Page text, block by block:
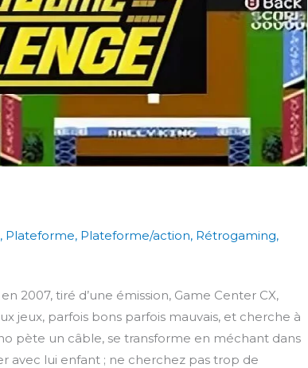
, Plateforme, Plateforme/action, Rétrogaming,
2007, tiré d’une émission, Game Center CX,
jeux, parfois bons parfois mauvais, et cherche à
pète un câble, se transforme en méchant dans
avec lui enfant ; ne cherchez pas trop de